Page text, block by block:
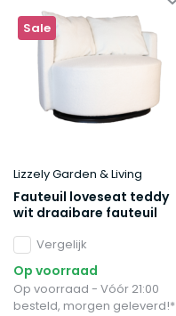
Sale
Lizzely Garden & Living
Fauteuil loveseat teddy
wit draaibare fauteuil
Vergelijk
Op voorraad
Op voorraad - Vóór 21:00
besteld, morgen geleverd!*